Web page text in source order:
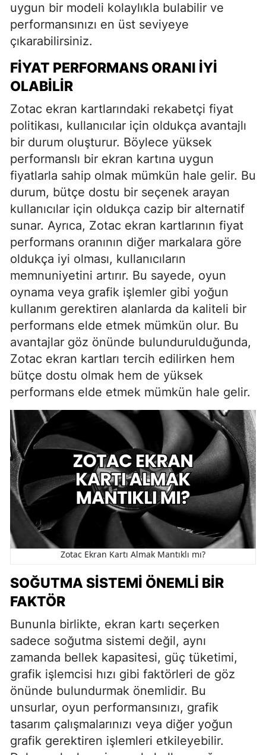
uygun bir modeli kolaylıkla bulabilir ve
performansınızı en üst seviyeye
çıkarabilirsiniz.
FIYAT PERFORMANS ORANI İYI
OLABILIR
Zotac ekran kartlarındaki rekabetçi fiyat
politikası, kullanıcılar için oldukça avantajlı
bir durum oluşturur. Böylece yüksek
performanslı bir ekran kartına uygun
fiyatlarla sahip olmak mümkün hale gelir. Bu
durum, bütçe dostu bir seçenek arayan
kullanıcılar için oldukça cazip bir alternatif
sunar. Ayrıca, Zotac ekran kartlarının fiyat
performans oranının diğer markalara göre
oldukça iyi olması, kullanıcıların
memnuniyetini artırır. Bu sayede, oyun
oynama veya grafik işlemler gibi yoğun
kullanım gerektiren alanlarda da kaliteli bir
performans elde etmek mümkün olur. Bu
avantajlar göz önünde bulundurulduğunda,
Zotac ekran kartları tercih edilirken hem
bütçe dostu olmak hem de yüksek
performans elde etmek mümkün hale gelir.
Zotac Ekran Kartı Almak Mantıklı mı?
SOĞUTMA SISTEMI ÖNEMLI BIR
FAKTÖR
Bununla birlikte, ekran kartı seçerken
sadece soğutma sistemi değil, aynı
zamanda bellek kapasitesi, güç tüketimi,
grafik işlemcisi hızı gibi faktörleri de göz
önünde bulundurmak önemlidir. Bu
unsurlar, oyun performansınızı, grafik
tasarım çalışmalarınızı veya diğer yoğun
grafik gerektiren işlemleri etkileyebilir.